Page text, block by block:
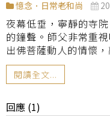
憶念．日常老和尚
夜幕低垂，寧靜的寺
的鐘聲。師父非常重
出佛菩薩動人的情懷
閱讀全文...
回應 (1)